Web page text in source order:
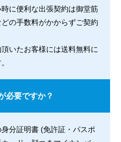
に便利な出張契約は御堂筋
の手数料がかからずご契約
いたお客様には送料無料に
必要ですか？
分証明書 (免許証・パスポ